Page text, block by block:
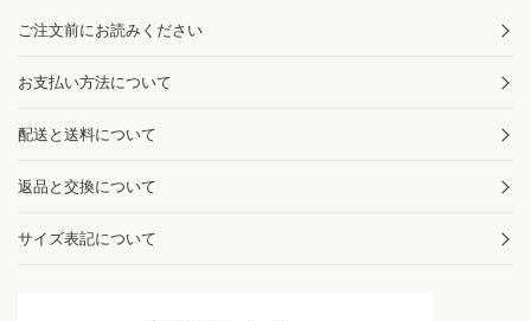
ご注文前にお読みください
お支払い方法について
配送と送料について
返品と交換について
サイズ表記について